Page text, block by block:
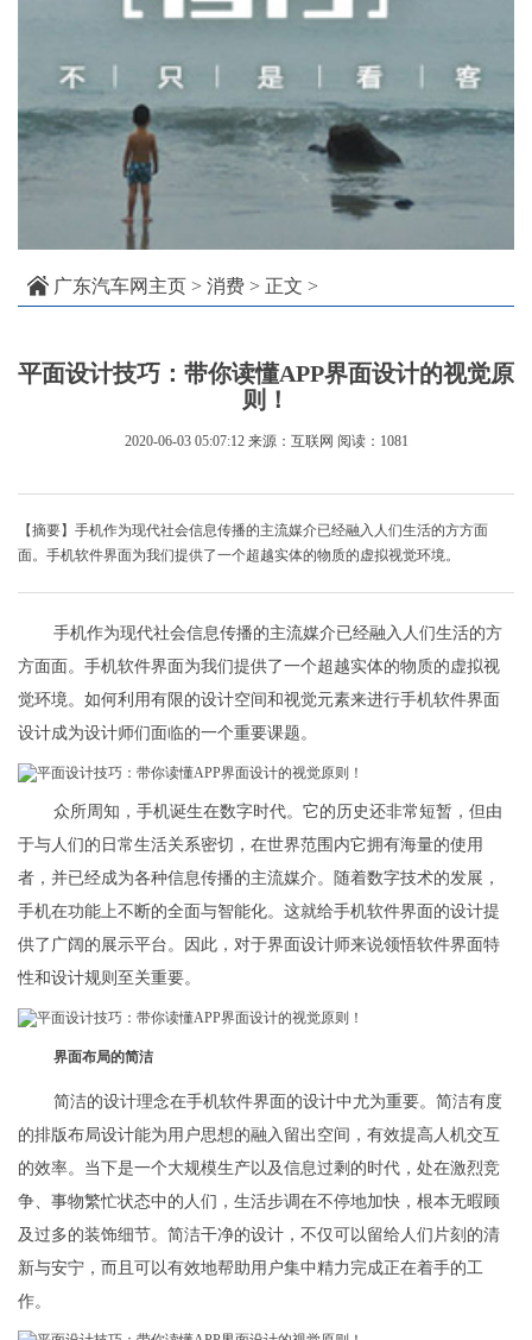
广东汽车网主页 > 消费 > 正文 >
平面设计技巧：带你读懂APP界面设计的视觉原
则！
2020-06-03 05:07:12 来源：互联网 阅读：1081
【摘要】手机作为现代社会信息传播的主流媒介已经融入人们生活的方方面
面。手机软件界面为我们提供了一个超越实体的物质的虚拟视觉环境。
手机作为现代社会信息传播的主流媒介已经融入人们生活的方
方面面。手机软件界面为我们提供了一个超越实体的物质的虚拟视
觉环境。如何利用有限的设计空间和视觉元素来进行手机软件界面
设计成为设计师们面临的一个重要课题。
众所周知，手机诞生在数字时代。它的历史还非常短暂，但由
于与人们的日常生活关系密切，在世界范围内它拥有海量的使用
者，并已经成为各种信息传播的主流媒介。随着数字技术的发展，
手机在功能上不断的全面与智能化。这就给手机软件界面的设计提
供了广阔的展示平台。因此，对于界面设计师来说领悟软件界面特
性和设计规则至关重要。
界面布局的简洁
简洁的设计理念在手机软件界面的设计中尤为重要。简洁有度
的排版布局设计能为用户思想的融入留出空间，有效提高人机交互
的效率。当下是一个大规模生产以及信息过剩的时代，处在激烈竞
争、事物繁忙状态中的人们，生活步调在不停地加快，根本无暇顾
及过多的装饰细节。简洁干净的设计，不仅可以留给人们片刻的清
新与安宁，而且可以有效地帮助用户集中精力完成正在着手的工
作。